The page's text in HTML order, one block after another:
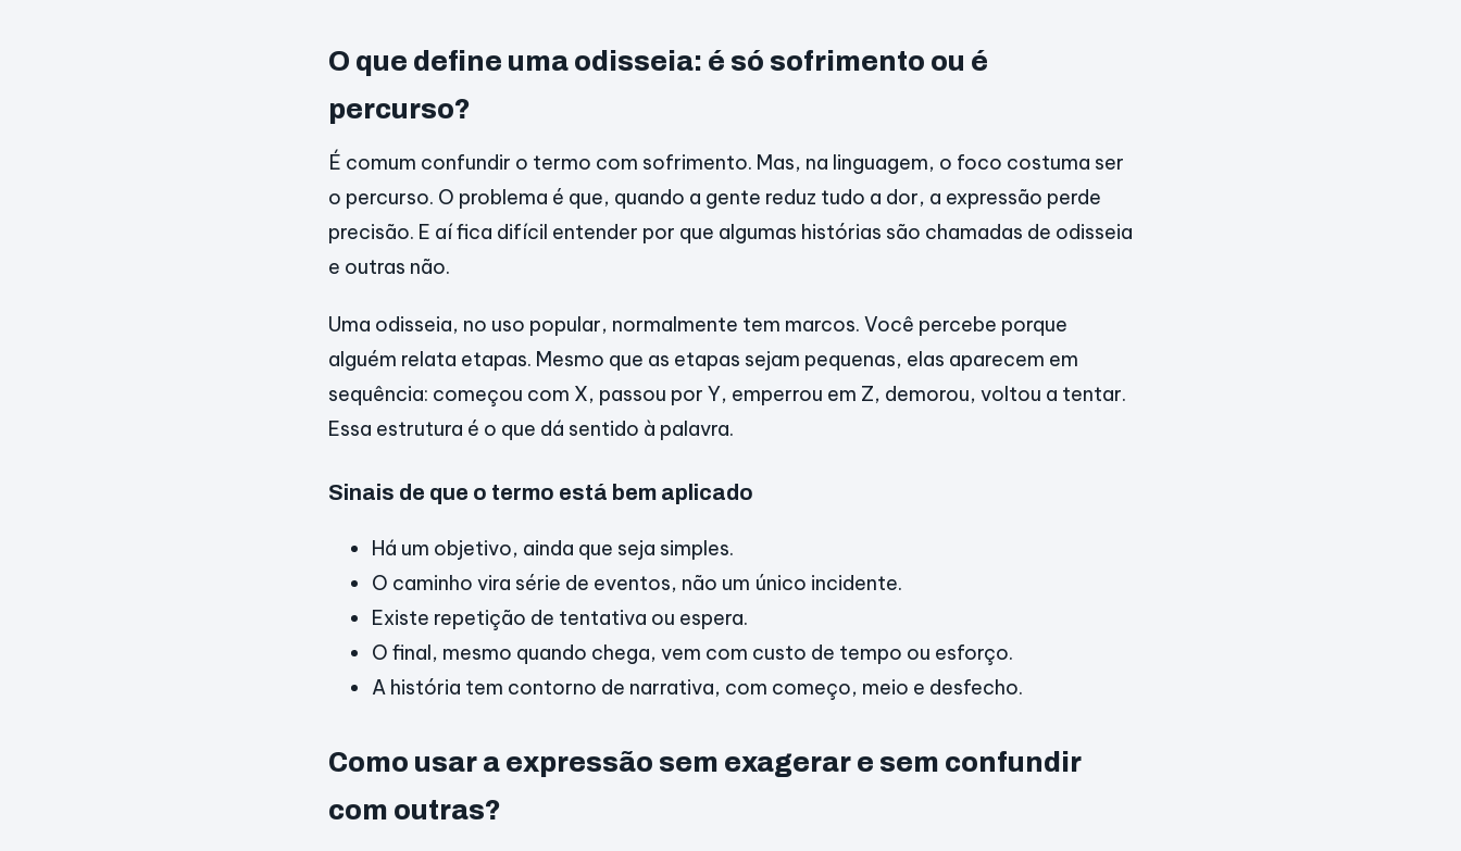
O que define uma odisseia: é só sofrimento ou é
percurso?
É comum confundir o termo com sofrimento. Mas, na linguagem, o foco costuma ser
o percurso. O problema é que, quando a gente reduz tudo a dor, a expressão perde
precisão. E aí fica difícil entender por que algumas histórias são chamadas de odisseia
e outras não.
Uma odisseia, no uso popular, normalmente tem marcos. Você percebe porque
alguém relata etapas. Mesmo que as etapas sejam pequenas, elas aparecem em
sequência: começou com X, passou por Y, emperrou em Z, demorou, voltou a tentar.
Essa estrutura é o que dá sentido à palavra.
Sinais de que o termo está bem aplicado
Há um objetivo, ainda que seja simples.
O caminho vira série de eventos, não um único incidente.
Existe repetição de tentativa ou espera.
O final, mesmo quando chega, vem com custo de tempo ou esforço.
A história tem contorno de narrativa, com começo, meio e desfecho.
Como usar a expressão sem exagerar e sem confundir
com outras?